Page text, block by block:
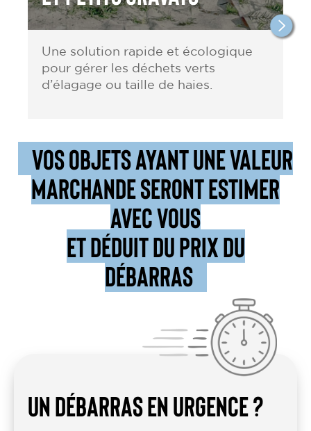
Une solution rapide et écologique
pour gérer les déchets verts
d’élagage ou taille de haies.
VOS OBJETS AYANT UNE VALEUR
MARCHANDE SERONT ESTIMER
AVEC VOUS
ET DÉDUIT DU PRIX DU
DÉBARRAS
UN DÉBARRAS EN URGENCE ?